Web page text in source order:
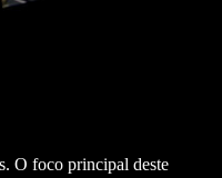
O foco principal deste